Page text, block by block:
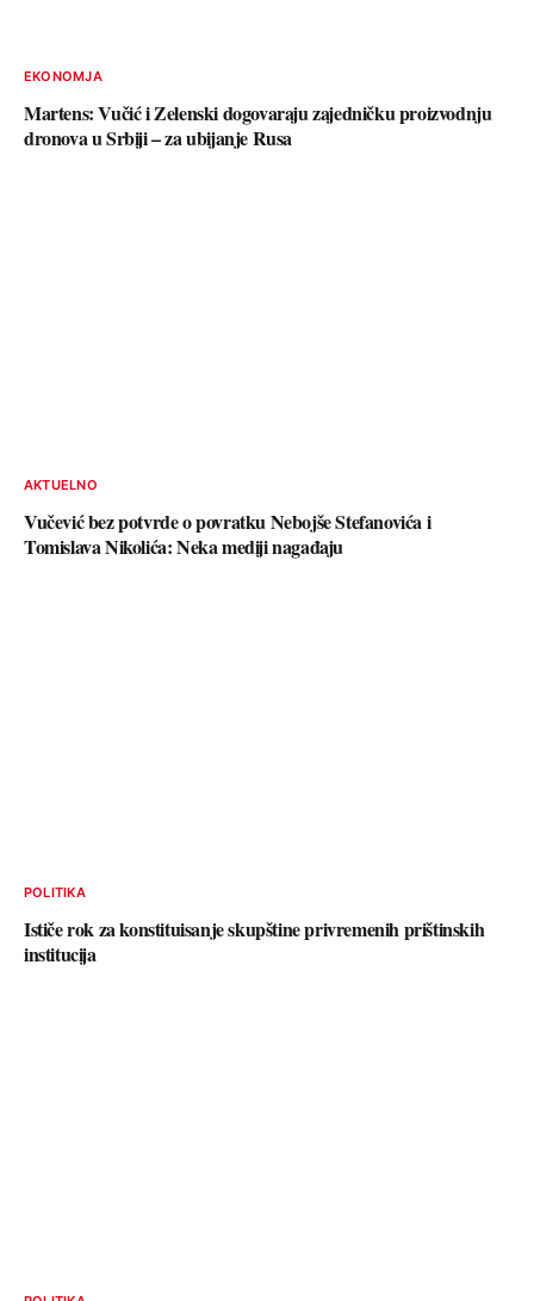
EKONOMJA
Martens: Vučić i Zelenski dogovaraju zajedničku proizvodnju
dronova u Srbiji – za ubijanje Rusa
AKTUELNO
Vučević bez potvrde o povratku Nebojše Stefanovića i
Tomislava Nikolića: Neka mediji nagađaju
POLITIKA
Ističe rok za konstituisanje skupštine privremenih prištinskih
institucija